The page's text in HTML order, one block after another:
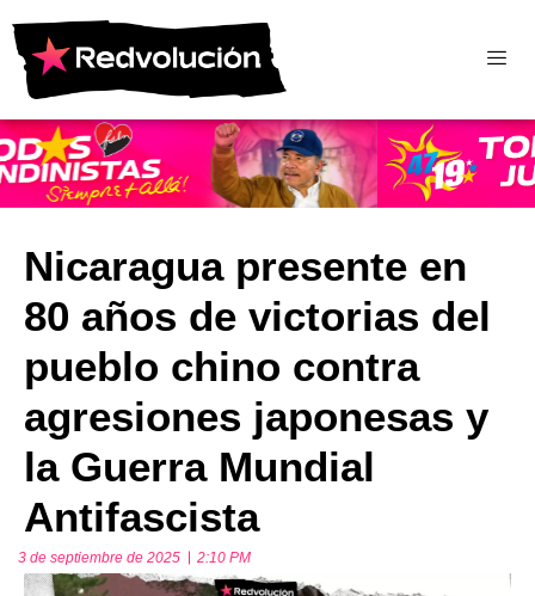
Nicaragua presente en
80 años de victorias del
pueblo chino contra
agresiones japonesas y
la Guerra Mundial
Antifascista
3 de septiembre de 2025 2:10 PM